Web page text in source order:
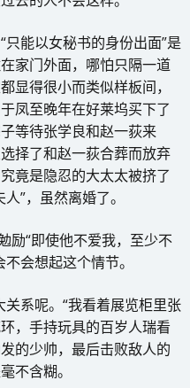
能以女秘书的身份出面”是
家门外面，哪怕只隔一道
显得很小而类似样板间，
凤至晚年在好莱坞买下了
等待张学良和赵一荻来
择了和赵一荻合葬而放弃
竟是隐忍的大太太被挤了
”，虽然离婚了。
励“即使他不爱我，至少不
会想起这个情节。
系呢。“我看着展览柜里张
，手持玩具的百岁人瑞看
的少帅，最后击败敌人的
不含糊。